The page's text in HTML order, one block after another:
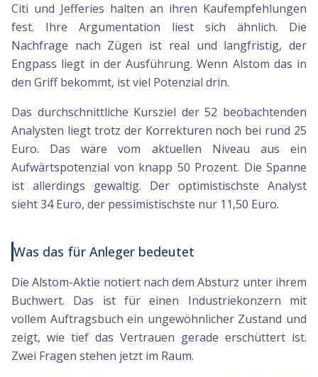
Citi und Jefferies halten an ihren Kaufempfehlungen
fest. Ihre Argumentation liest sich ähnlich. Die
Nachfrage nach Zügen ist real und langfristig, der
Engpass liegt in der Ausführung. Wenn Alstom das in
den Griff bekommt, ist viel Potenzial drin.
Das durchschnittliche Kursziel der 52 beobachtenden
Analysten liegt trotz der Korrekturen noch bei rund 25
Euro. Das wäre vom aktuellen Niveau aus ein
Aufwärtspotenzial von knapp 50 Prozent. Die Spanne
ist allerdings gewaltig. Der optimistischste Analyst
sieht 34 Euro, der pessimistischste nur 11,50 Euro.
Was das für Anleger bedeutet
Die Alstom-Aktie notiert nach dem Absturz unter ihrem
Buchwert. Das ist für einen Industriekonzern mit
vollem Auftragsbuch ein ungewöhnlicher Zustand und
zeigt, wie tief das Vertrauen gerade erschüttert ist.
Zwei Fragen stehen jetzt im Raum.